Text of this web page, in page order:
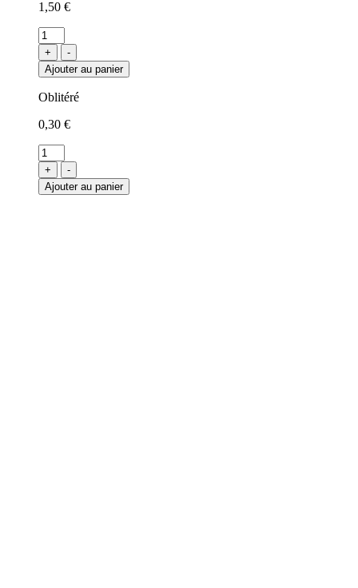
1,50 €
+
-
Ajouter au panier
Oblitéré
0,30 €
+
-
Ajouter au panier